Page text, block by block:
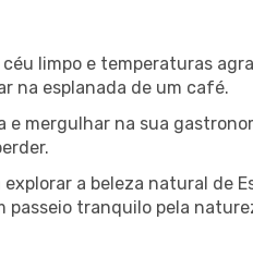
limpo e temperaturas
na esplanada de um café.
e mergulhar na sua
a beleza natural de
tranquilo pela